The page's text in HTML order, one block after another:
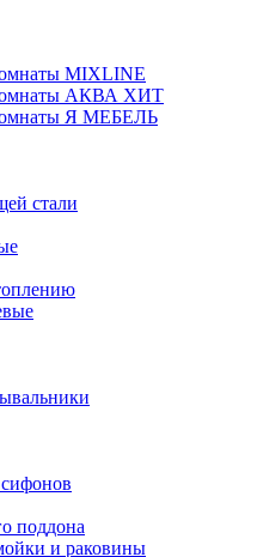
MIXLINE
АКВА ХИТ
Я МЕБЕЛЬ
стали
поддона
и раковины